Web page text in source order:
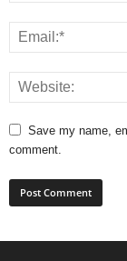
Save my name,
comment.